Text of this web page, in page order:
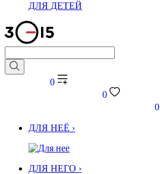
ДЛЯ ДЕТЕЙ
0
0
0
ДЛЯ НЕЁ ›
ДЛЯ НЕГО ›